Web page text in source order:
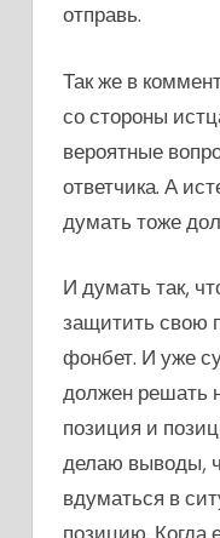
отправь.
Так же в
со стороны
вероятные
ответчика. А
думать тоже
И думать так,
защитить свою
фонбет. И уже
должен решать
позиция и
делаю выводы,
вдуматься в